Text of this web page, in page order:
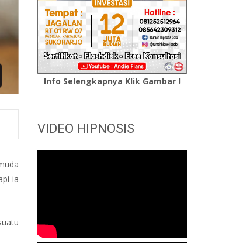
ia
Info Selengkapnya Klik Gambar !
VIDEO HIPNOSIS